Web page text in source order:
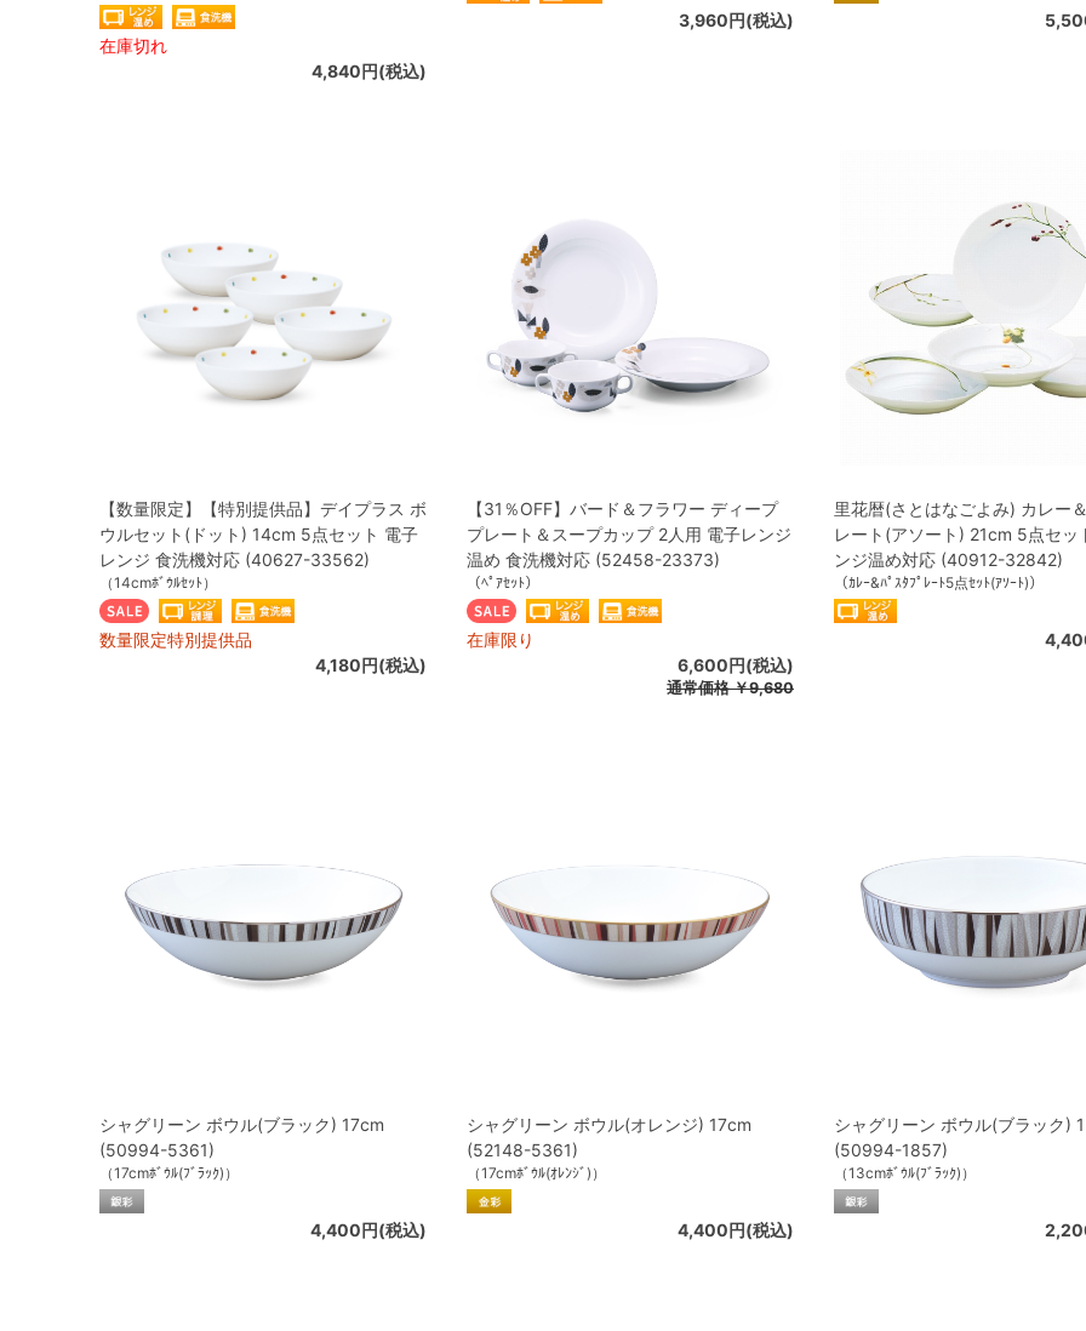
在庫切れ
4,840円(税込)
3,960円(税込)
【数量限定】【特別提供品】デイプラス ボ
ウルセット(ドット) 14cm 5点セット 電子
レンジ 食洗機対応 (40627-33562)
（14cmﾎﾞｳﾙｾｯﾄ）
数量限定特別提供品
4,180円(税込)
【31％OFF】バード＆フラワー ディープ
プレート＆スープカップ 2人用 電子レンジ
温め 食洗機対応 (52458-23373)
（ﾍﾟｱｾｯﾄ）
在庫限り
6,600円(税込)
通常価格￥9,680
里花暦(さとはなごよみ) カレー
レート(アソート) 21cm 5点セッ
ンジ温め対応 (40912-32842)
（ｶﾚｰ&ﾊﾟｽﾀﾌﾟﾚｰﾄ5点ｾｯﾄ(ｱｿｰﾄ)）
シャグリーン ボウル(ブラック) 17cm
(50994-5361)
（17cmﾎﾞｳﾙ(ﾌﾞﾗｯｸ)）
4,400円(税込)
シャグリーン ボウル(オレンジ) 17cm
(52148-5361)
（17cmﾎﾞｳﾙ(ｵﾚﾝｼﾞ)）
4,400円(税込)
シャグリーン ボウル(ブラック)
(50994-1857)
（13cmﾎﾞｳﾙ(ﾌﾞﾗｯｸ)）